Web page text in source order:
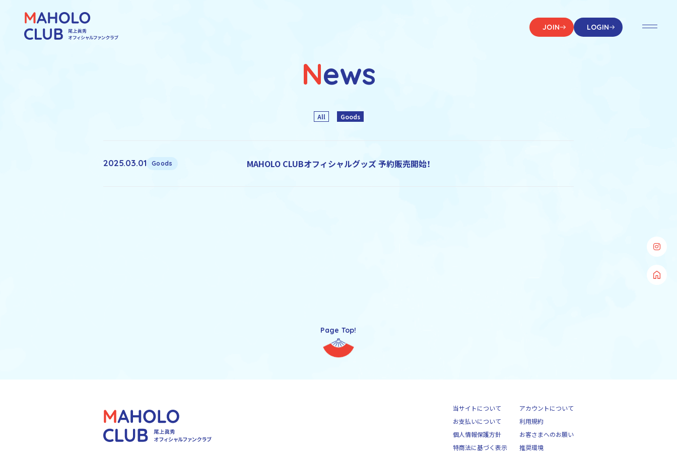
JOIN LOGIN
News
All Goods
2025.03.01 Goods MAHOLO CLUBオフィシャルグッズ 予約販売開始！
Page Top!
当サイトについて
アカウントについて
お支払いについて
利用規約
個人情報保護方針
お客さまへのお願い
特商法に基づく表示
推奨環境